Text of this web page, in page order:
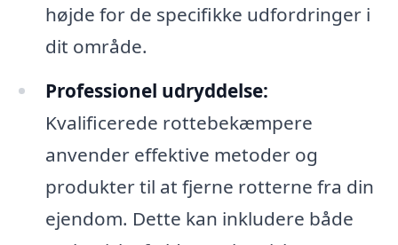
højde for de specifikke udfordringer i
dit område.
Professionel udryddelse:
Kvalificerede rottebekæmpere
anvender effektive metoder og
produkter til at fjerne rotterne fra din
ejendom. Dette kan inkludere både